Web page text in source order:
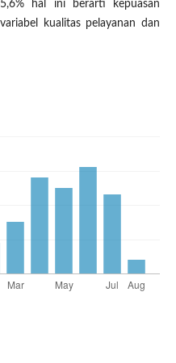
hal ini berarti kepuasan
kualitas pelayanan dan